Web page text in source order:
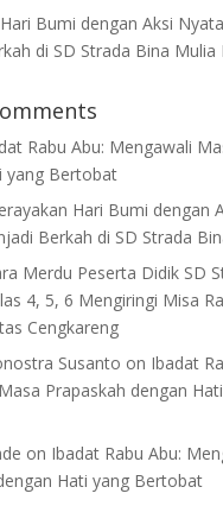
Bumi dengan Aksi
di SD Strada Bina Mulia I
Rabu Abu: Mengawali
yang Bertobat
Hari Bumi dengan
Berkah di SD Strada
Merdu Peserta Didik SD
4, 5, 6 Mengiringi Misa
Cengkareng
Susanto on Ibadat
Prapaskah dengan
on Ibadat Rabu Abu:
Hati yang Bertobat